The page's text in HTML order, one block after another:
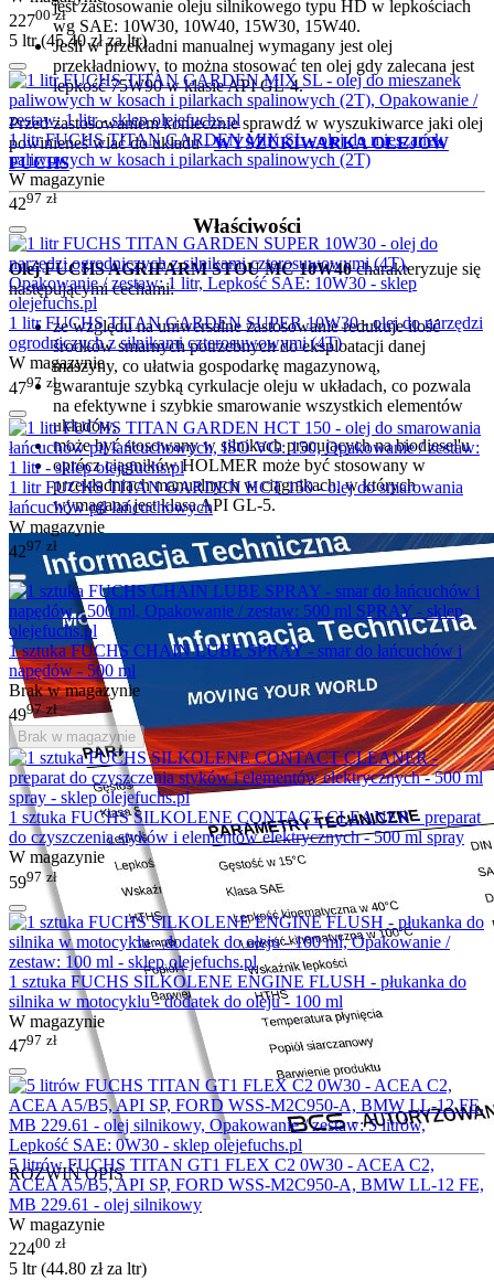
jest zastosowanie oleju silnikowego typu HD w lepkościach
wg SAE: 10W30, 10W40, 15W30, 15W40.
Jeśli w przekładni manualnej wymagany jest olej
przekładniowy, to można stosować ten olej gdy zalecana jest
lepkość 75W90 w klasie API GL-4.
Przed zastosowaniem koniecznie sprawdź w wyszukiwarce jaki olej
powinieneś wlać do układu-WYSZUKIWARKA OLEJÓW
FUCHS
Właściwości
Olej FUCHS AGRIFARM STOU MC 10W40charakteryzuje się
następującymi cechami:
ze względu na uniwersalne zastosowanie redukuje ilość
środków smarnych potrzebnych do eksploatacji danej
maszyny, co ułatwia gospodarkę magazynową,
gwarantuje szybką cyrkulacje oleju w układach, co pozwala
na efektywne i szybkie smarowanie wszystkich elementów
układów,
może być stosowany w silnikach pracujących na biodiesel'u
oprócz ciągników HOLMER może być stosowany w
przekładniach manualnych w ciągnikach, w których
wymagana jest klasa API GL-5.
ROZWIŃ OPIS
22700 zł
5 ltr (45.40złza ltr)
1 litr FUCHS TITAN GARDEN MIX SL - olej do mieszanek
paliwowych w kosach i pilarkach spalinowych (2T)
W magazynie
4297 zł
1 litr FUCHS TITAN GARDEN SUPER 10W30 - olej do narzędzi
ogrodniczych z silnikami czterosuwowymi (4T)
W magazynie
4797 zł
1 litr FUCHS TITAN GARDEN HCT 150 - olej do smarowania
łańcuchów pił łańcuchowych
W magazynie
4297 zł
1 sztuka FUCHS CHAIN LUBE SPRAY - smar do łańcuchów i
napędów - 500 ml
Brak w magazynie
4997 zł
Brak w magazynie
1 sztuka FUCHS SILKOLENE CONTACT CLEANER - preparat
do czyszczenia styków i elementów elektrycznych - 500 ml spray
W magazynie
5997 zł
1 sztuka FUCHS SILKOLENE ENGINE FLUSH - płukanka do
silnika w motocyklu - dodatek do oleju - 100 ml
W magazynie
4797 zł
5 litrów FUCHS TITAN GT1 FLEX C2 0W30 - ACEA C2,
ACEA A5/B5, API SP, FORD WSS-M2C950-A, BMW LL-12 FE,
MB 229.61 - olej silnikowy
W magazynie
22400 zł
5 ltr (44.80 złza ltr)